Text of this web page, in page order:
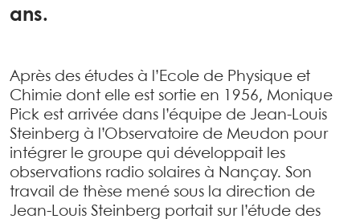
ans.
Après des études à l’Ecole de Physique et
Chimie dont elle est sortie en 1956, Monique
Pick est arrivée dans l’équipe de Jean-Louis
Steinberg à l’Observatoire de Meudon pour
intégrer le groupe qui développait les
observations radio solaires à Nançay. Son
travail de thèse mené sous la direction de
Jean-Louis Steinberg portait sur l’étude des